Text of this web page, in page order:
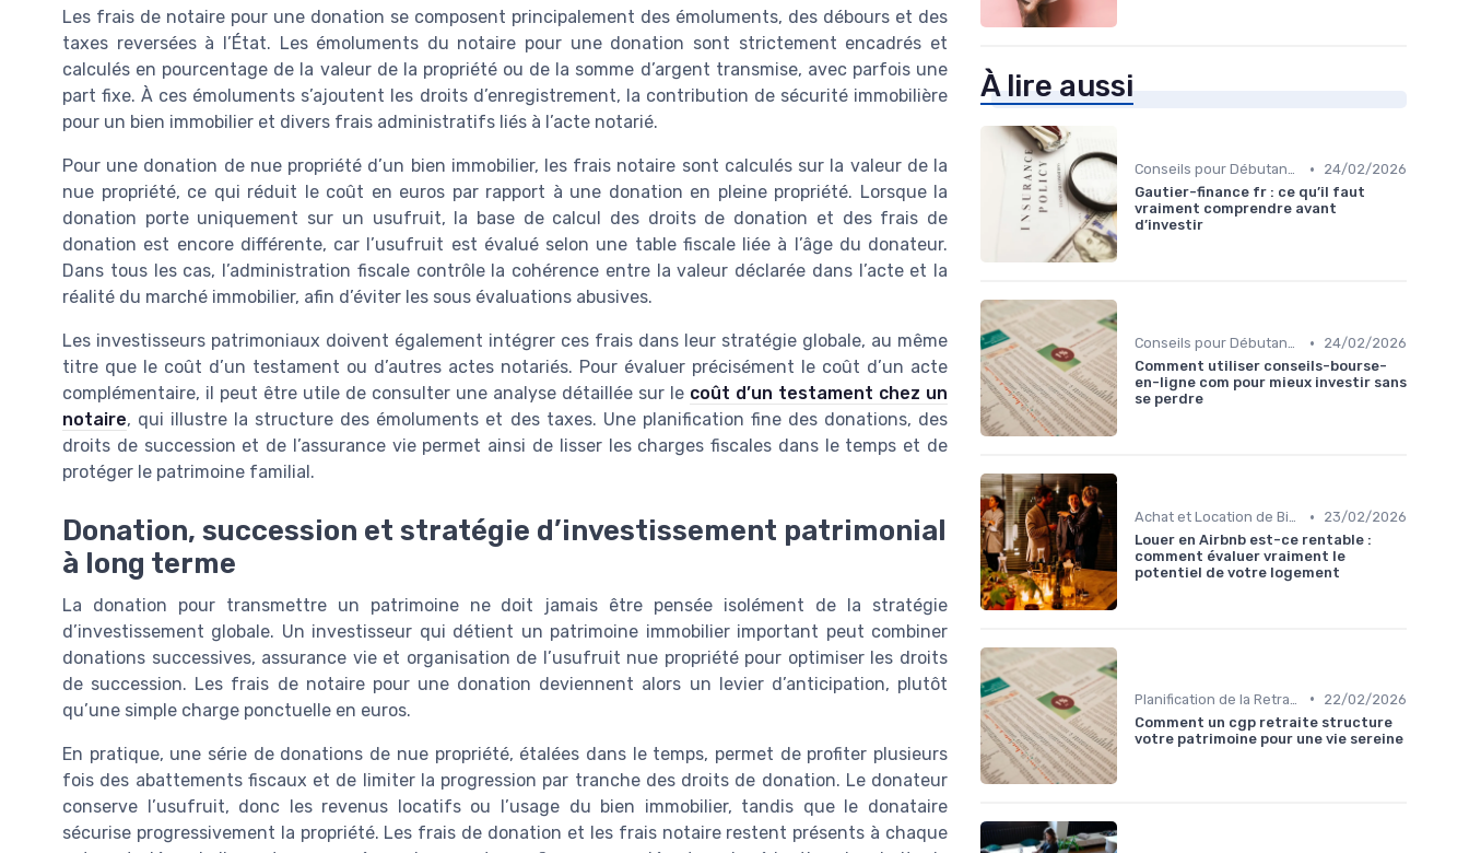
Les frais de notaire pour une donation se composent principalement des émoluments, des débours et des
taxes reversées à l’État. Les émoluments du notaire pour une donation sont strictement encadrés et
calculés en pourcentage de la valeur de la propriété ou de la somme d’argent transmise, avec parfois une
part fixe. À ces émoluments s’ajoutent les droits d’enregistrement, la contribution de sécurité immobilière
pour un bien immobilier et divers frais administratifs liés à l’acte notarié.
Pour une donation de nue propriété d’un bien immobilier, les frais notaire sont calculés sur la valeur de la
nue propriété, ce qui réduit le coût en euros par rapport à une donation en pleine propriété. Lorsque la
donation porte uniquement sur un usufruit, la base de calcul des droits de donation et des frais de
donation est encore différente, car l’usufruit est évalué selon une table fiscale liée à l’âge du donateur.
Dans tous les cas, l’administration fiscale contrôle la cohérence entre la valeur déclarée dans l’acte et la
réalité du marché immobilier, afin d’éviter les sous évaluations abusives.
Les investisseurs patrimoniaux doivent également intégrer ces frais dans leur stratégie globale, au même
titre que le coût d’un testament ou d’autres actes notariés. Pour évaluer précisément le coût d’un acte
complémentaire, il peut être utile de consulter une analyse détaillée sur le coût d’un testament chez un
notaire, qui illustre la structure des émoluments et des taxes. Une planification fine des donations, des
droits de succession et de l’assurance vie permet ainsi de lisser les charges fiscales dans le temps et de
protéger le patrimoine familial.
Donation, succession et stratégie d’investissement patrimonial
à long terme
La donation pour transmettre un patrimoine ne doit jamais être pensée isolément de la stratégie
d’investissement globale. Un investisseur qui détient un patrimoine immobilier important peut combiner
donations successives, assurance vie et organisation de l’usufruit nue propriété pour optimiser les droits
de succession. Les frais de notaire pour une donation deviennent alors un levier d’anticipation, plutôt
qu’une simple charge ponctuelle en euros.
En pratique, une série de donations de nue propriété, étalées dans le temps, permet de profiter plusieurs
fois des abattements fiscaux et de limiter la progression par tranche des droits de donation. Le donateur
conserve l’usufruit, donc les revenus locatifs ou l’usage du bien immobilier, tandis que le donataire
sécurise progressivement la propriété. Les frais de donation et les frais notaire restent présents à chaque
À lire aussi
Conseils pour Débutants en Investissement •
24/02/2026
Gautier-finance fr : ce qu’il faut
vraiment comprendre avant
d’investir
Conseils pour Débutants en Investissement •
24/02/2026
Comment utiliser conseils-bourse-
en-ligne com pour mieux investir sans
se perdre
Achat et Location de Biens Immobiliers •
23/02/2026
Louer en Airbnb est-ce rentable :
comment évaluer vraiment le
potentiel de votre logement
•
22/02/2026
Comment un cgp retraite structure
votre patrimoine pour une vie sereine